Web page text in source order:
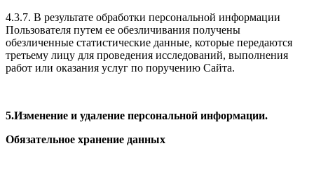
4.3.7. В результате обработки персональной информации
Пользователя путем ее обезличивания получены
обезличенные статистические данные, которые передаются
третьему лицу для проведения исследований, выполнения
работ или оказания услуг по поручению Сайта.
5.Изменение и удаление персональной информации.
Обязательное хранение данных